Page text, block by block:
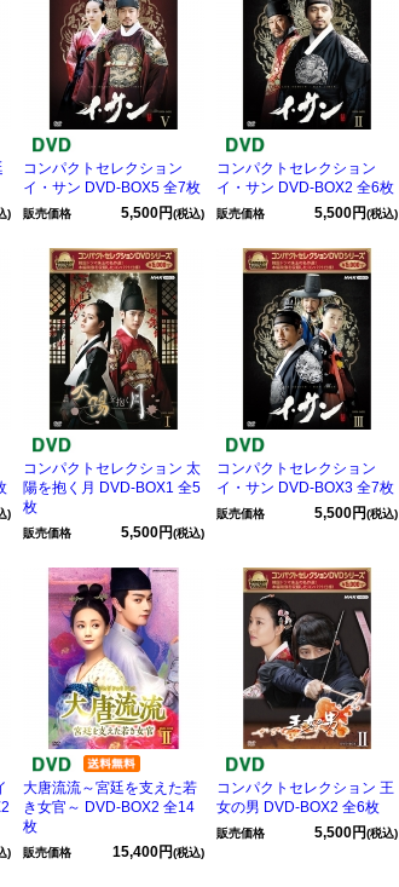
)
コンパクトセレクション
イ・サン DVD-BOX5 全7枚
販売価格 5,500円(税込)
コンパクトセレクション
イ・サン DVD-BOX2 全6枚
販売価格 5,500円(税込)
)
コンパクトセレクション 太
陽を抱く月 DVD-BOX1 全5
枚
販売価格 5,500円(税込)
コンパクトセレクション
イ・サン DVD-BOX3 全7枚
販売価格 5,500円(税込)
)
大唐流流～宮廷を支えた若
き女官～ DVD-BOX2 全14
枚
販売価格 15,400円(税込)
コンパクトセレクション 王
女の男 DVD-BOX2 全6枚
販売価格 5,500円(税込)